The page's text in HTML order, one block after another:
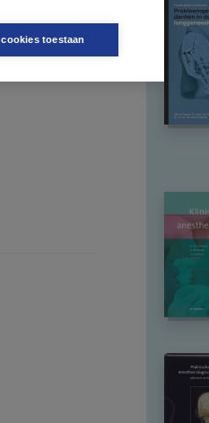
in
die in
toestaan